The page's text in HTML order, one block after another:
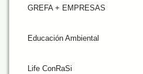
GREFA + EMPRESAS
Educación Ambiental
Life ConRaSi